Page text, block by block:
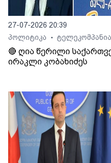
27-07-2026 20:39
პოლიტიკა
•
🔴 ღია წერილი
ირაკლი კობახიძეს